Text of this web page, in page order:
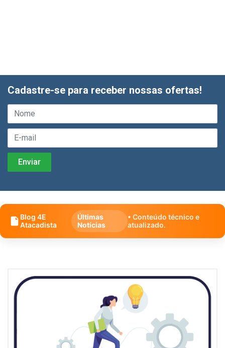
Cadastre-se para receber nossas ofertas!
Blog 4E
Atacadista
Últimas
Notícias
• Conteúdo técnico e
atualizado.